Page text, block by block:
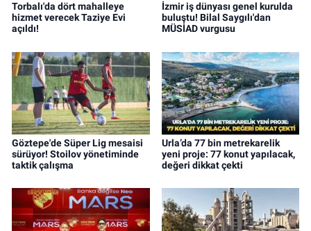
Torbalı'da dört mahalleye
hizmet verecek Taziye Evi
açıldı!
İzmir iş dünyası genel kurulda
buluştu! Bilal Saygılı'dan
MÜSİAD vurgusu
Göztepe'de Süper Lig mesaisi
sürüyor! Stoilov yönetiminde
taktik çalışma
Urla’da 77 bin metrekarelik
yeni proje: 77 konut yapılacak,
değeri dikkat çekti